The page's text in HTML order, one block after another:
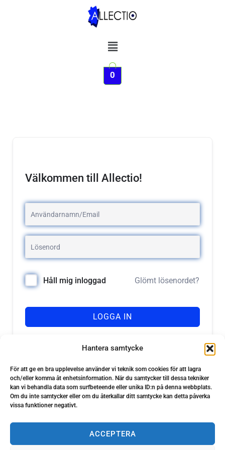
Hantera samtycke
För att ge en bra upplevelse använder vi teknik som cookies för att lagra
och/eller komma åt enhetsinformation. När du samtycker till dessa tekniker
kan vi behandla data som surfbeteende eller unika ID:n på denna webbplats.
Om du inte samtycker eller om du återkallar ditt samtycke kan detta påverka
vissa funktioner negativt.
ACCEPTERA
Meny
0
Välkommen till Allectio!
Håll mig inloggad Glömt lösenordet?
LOGGA IN
Har du inget konto? Registrera dig